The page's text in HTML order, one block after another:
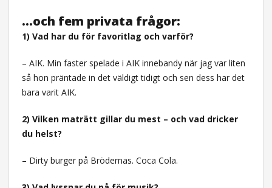
…och fem privata frågor:
1) Vad har du för favoritlag och varför?
– AIK. Min faster spelade i AIK innebandy när jag var liten
så hon präntade in det väldigt tidigt och sen dess har det
bara varit AIK.
2) Vilken maträtt gillar du mest – och vad dricker
du helst?
– Dirty burger på Brödernas. Coca Cola.